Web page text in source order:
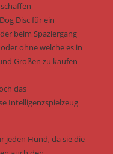
Disc für ein
beim Spaziergang
ohne welche es in
Größen zu kaufen
das
Intelligenzspielzeug
jeden Hund, da sie die